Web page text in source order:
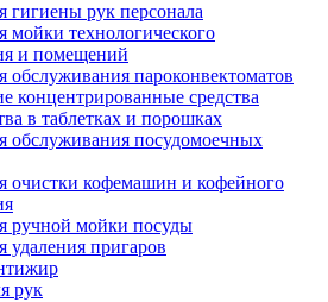
гигиены рук персонала
мойки технологического
и помещений
обслуживания пароконвектоматов
концентрированные средства
в таблетках и порошках
обслуживания посудомоечных
очистки кофемашин и кофейного
ручной мойки посуды
удаления пригаров
рук